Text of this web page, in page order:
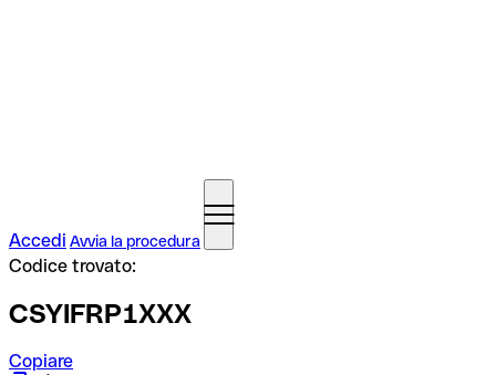
Accedi Avvia la procedura
Codice trovato:
CSYIFRP1XXX
Copiare